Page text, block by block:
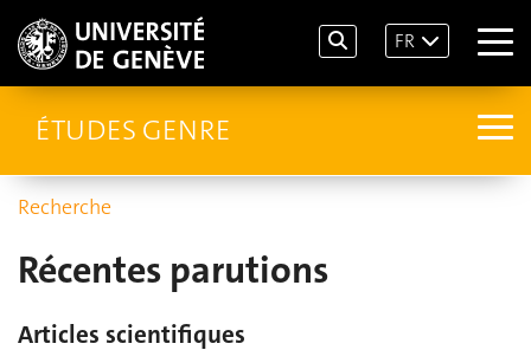
FR
ÉTUDES GENRE
Recherche
Récentes parutions
Articles scientifiques